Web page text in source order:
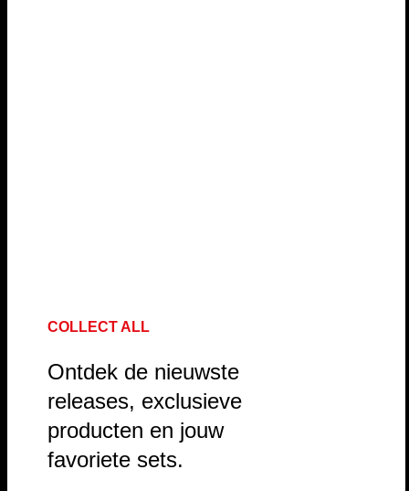
COLLECT ALL
Ontdek de nieuwste
releases, exclusieve
producten en jouw
favoriete sets.